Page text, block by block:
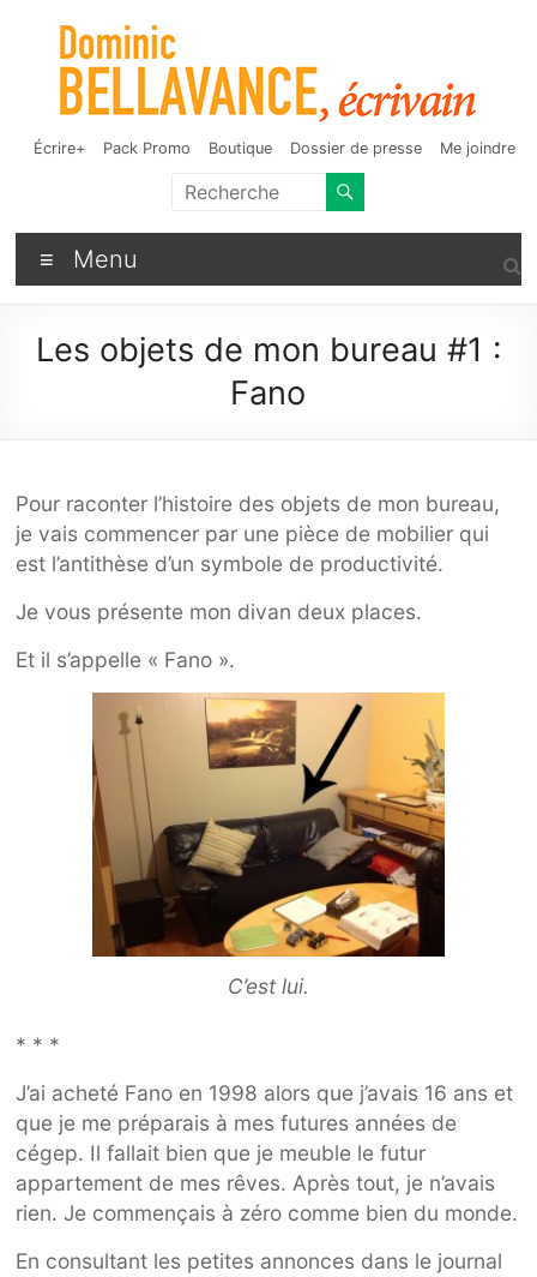
contenu
Dominic Bellavance,
écrivain
Auteur de fantasy, d'humour et d'autres bizarreries
Écrire+ Pack Promo Boutique Dossier de presse Me joindre
Menu
Les objets de mon bureau #1 :
Fano
Pour raconter l’histoire des objets de mon bureau,
je vais commencer par une pièce de mobilier qui
est l’antithèse d’un symbole de productivité.
Je vous présente mon divan deux places.
Et il s’appelle « Fano ».
C’est lui.
* * *
J’ai acheté Fano en 1998 alors que j’avais 16 ans et
que je me préparais à mes futures années de
cégep. Il fallait bien que je meuble le futur
appartement de mes rêves. Après tout, je n’avais
rien. Je commençais à zéro comme bien du monde.
En consultant les petites annonces dans le journal